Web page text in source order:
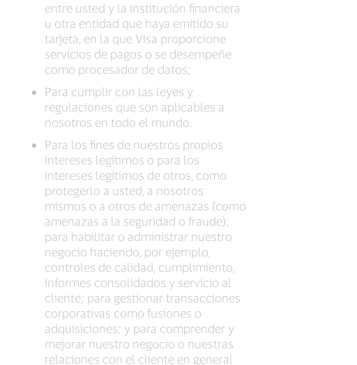
entre usted y la institución financiera
u otra entidad que haya emitido su
tarjeta, en la que Visa proporcione
servicios de pagos o se desempeñe
como procesador de datos;
Para cumplir con las leyes y
regulaciones que son aplicables a
nosotros en todo el mundo.
Para los fines de nuestros propios
intereses legítimos o para los
intereses legítimos de otros, como
protegerlo a usted, a nosotros
mismos o a otros de amenazas (como
amenazas a la seguridad o fraude);
para habilitar o administrar nuestro
negocio haciendo, por ejemplo,
controles de calidad, cumplimiento,
informes consolidados y servicio al
cliente; para gestionar transacciones
corporativas como fusiones o
adquisiciones; y para comprender y
mejorar nuestro negocio o nuestras
relaciones con el cliente en general